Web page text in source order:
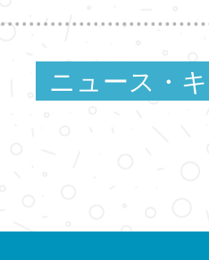
ニュース・